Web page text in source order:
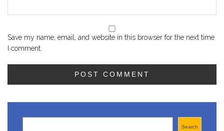
Save my name, email, and website in this browser for the next time
I comment.
Search